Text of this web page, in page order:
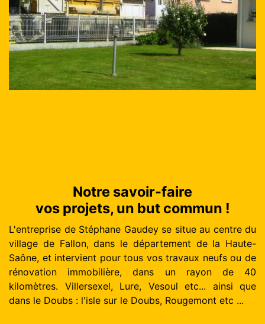
Notre savoir-faire
vos projets, un but commun !
L'entreprise de Stéphane Gaudey se situe au centre du
village de Fallon, dans le département de la Haute-
Saône, et intervient pour tous vos travaux neufs ou de
rénovation immobilière, dans un rayon de 40
kilomètres. Villersexel, Lure, Vesoul etc... ainsi que
dans le Doubs : l'isle sur le Doubs, Rougemont etc ...